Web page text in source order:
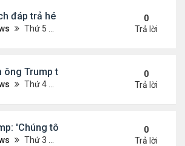
đáp trả hé lộ năng lực tên lửa thực sự
Thứ 5 Tháng 6 19, 2025 4:25 pm
0
Trả lời
ông Trump thay đổi lập trường về xung
Thứ 4 Tháng 6 18, 2025 2:22 pm
0
Trả lời
'Chúng tôi đã kiểm soát hoàn toàn
Thứ 3 Tháng 6 17, 2025 5:52 pm
0
Trả lời